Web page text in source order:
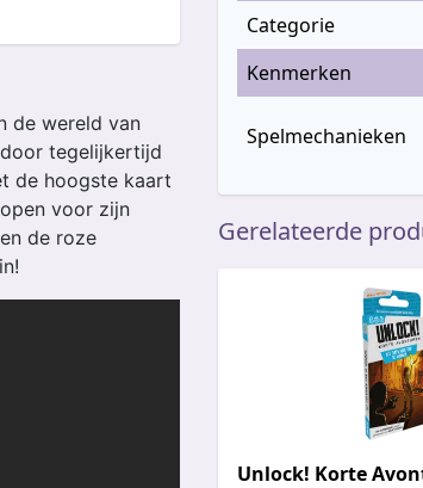
de wereld van
tegelijkertijd
de hoogste kaart
voor zijn
de roze
Categorie
Kenmerken
Spelmechanieken
Gerelateerde
Unlock! Korte